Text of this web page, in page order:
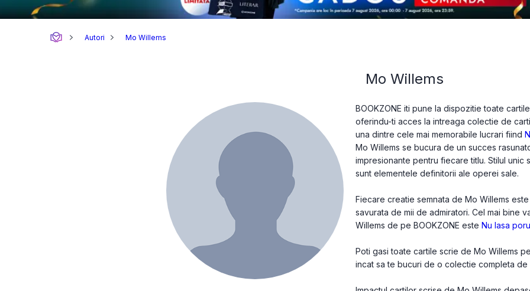
Autori Mo Willems
Mo Willems
BOOKZONE iti pune la dispozitie toate
oferindu-ti acces la intreaga colectie de
una dintre cele mai memorabile lucrari fiind
Mo Willems se bucura de un succes
impresionante pentru fiecare titlu. Stilul unic
sunt elementele definitorii ale operei sale.
Fiecare creatie semnata de Mo Willems
savurata de mii de admiratori. Cel mai bine
Willems de pe BOOKZONE esteNu lasa
Poti gasi toate cartile scrie de Mo Willems
incat sa te bucuri de o colectie completa